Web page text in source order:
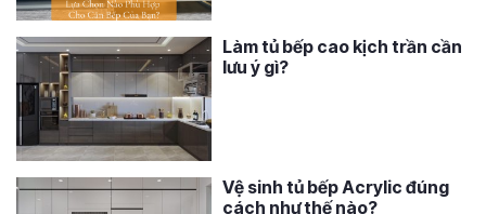
Làm tủ bếp cao kịch trần cần
lưu ý gì?
Vệ sinh tủ bếp Acrylic đúng
cách như thế nào?